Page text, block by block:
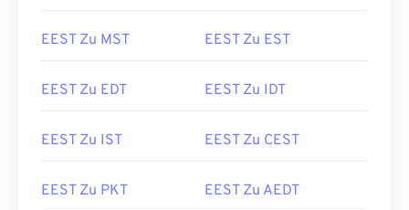
EEST Zu MST EEST Zu EST
EEST Zu EDT EEST Zu IDT
EEST Zu IST EEST Zu CEST
EEST Zu PKT EEST Zu AEDT